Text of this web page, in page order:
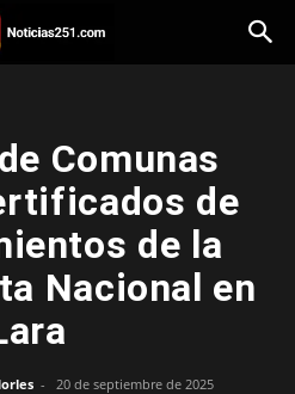
Comunas
de
de la
Nacional en
- 20 de septiembre de 2025